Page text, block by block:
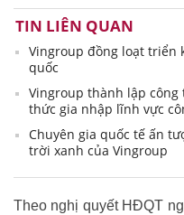
TIN LIÊN QUAN
Vingroup đồng loạt triển
quốc
Vingroup thành lập công
thức gia nhập lĩnh vực
Chuyên gia quốc tế ấn
trời xanh của Vingroup
Theo nghị quyết HĐQT